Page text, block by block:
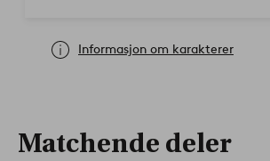
Informasjon om karakterer
Matchende deler